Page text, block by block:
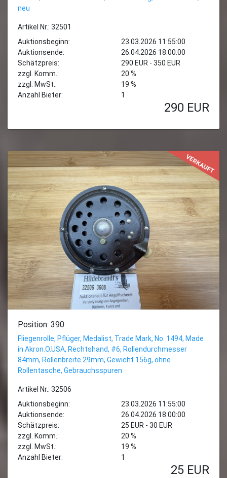
neu
Artikel Nr.: 32501
Auktionsbeginn:
23.03.2026 11:55:00
Auktionsende:
26.04.2026 18:00:00
Schätzpreis:
290 EUR - 350 EUR
zzgl. Komm.:
20 %
zzgl. MwSt.:
19 %
Anzahl Bieter:
1
290 EUR
VERKAUFT
Position: 390
Fliegenrolle, Pflüger, Medalist, Trade Mark, No. 1494, Made
in Akron.O.USA, Rechtshand, #6, Rollendurchmesser
84mm, Rollenbreite 29mm, Gewicht 156g, ohne
Rollentasche, Gebrauchsspuren
Artikel Nr.: 32506
Auktionsbeginn:
23.03.2026 11:55:00
Auktionsende:
26.04.2026 18:00:00
Schätzpreis:
25 EUR - 30 EUR
zzgl. Komm.:
20 %
zzgl. MwSt.:
19 %
Anzahl Bieter:
1
25 EUR